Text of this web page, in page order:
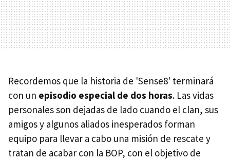
Recordemos que la historia de 'Sense8' terminará
con un episodio especial de dos horas. Las vidas
personales son dejadas de lado cuando el clan, sus
amigos y algunos aliados inesperados forman
equipo para llevar a cabo una misión de rescate y
tratan de acabar con la BOP, con el objetivo de